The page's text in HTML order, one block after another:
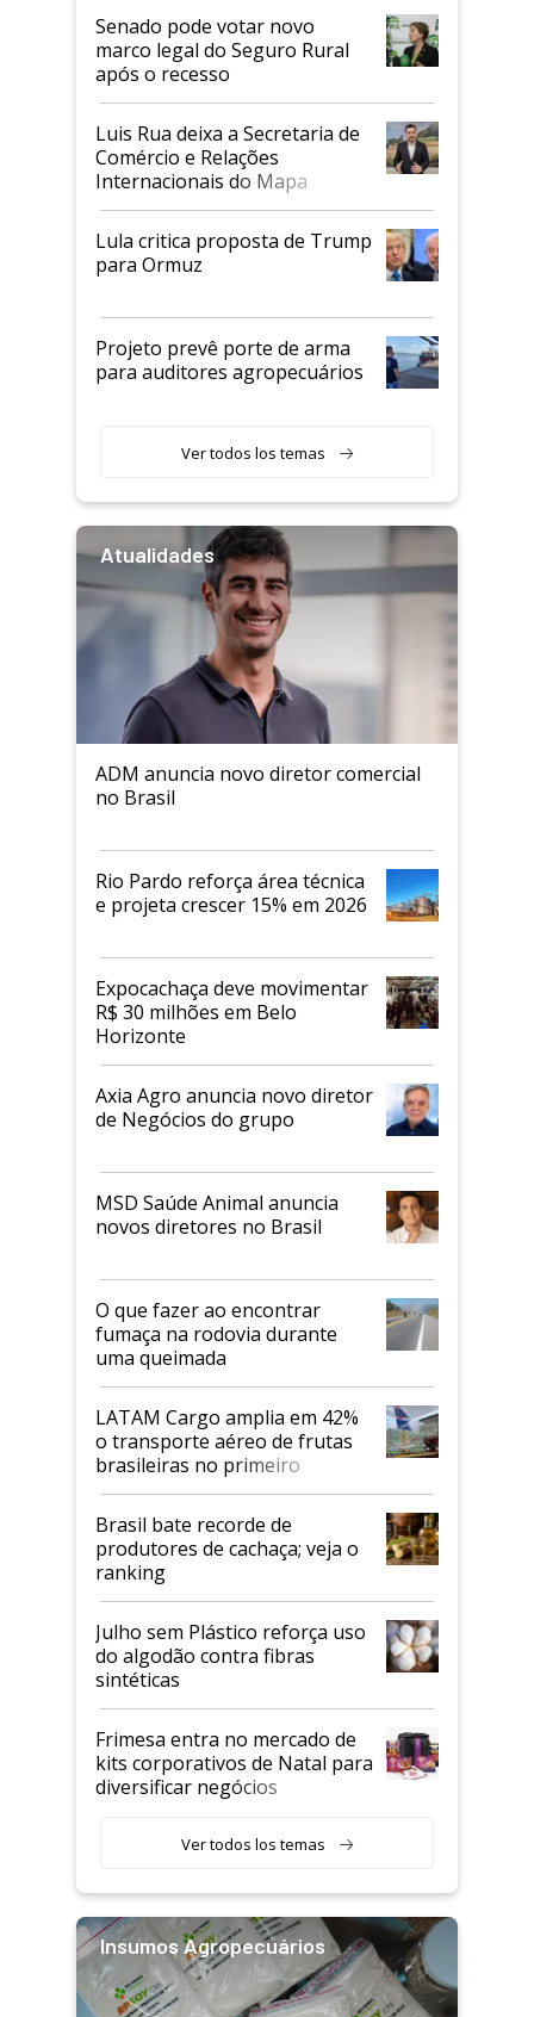
Senado pode votar novo
marco legal do Seguro Rural
após o recesso
Luis Rua deixa a Secretaria de
Comércio e Relações
Internacionais do Mapa
Lula critica proposta de Trump
para Ormuz
Projeto prevê porte de arma
para auditores agropecuários
Ver todos los temas
Atualidades
ADM anuncia novo diretor comercial
no Brasil
Rio Pardo reforça área técnica
e projeta crescer 15% em 2026
Expocachaça deve movimentar
R$ 30 milhões em Belo
Horizonte
Axia Agro anuncia novo diretor
de Negócios do grupo
MSD Saúde Animal anuncia
novos diretores no Brasil
O que fazer ao encontrar
fumaça na rodovia durante
uma queimada
LATAM Cargo amplia em 42%
o transporte aéreo de frutas
brasileiras no primeiro
semestre
Brasil bate recorde de
produtores de cachaça; veja o
ranking
Julho sem Plástico reforça uso
do algodão contra fibras
sintéticas
Frimesa entra no mercado de
kits corporativos de Natal para
diversificar negócios
Ver todos los temas
Insumos Agropecuários